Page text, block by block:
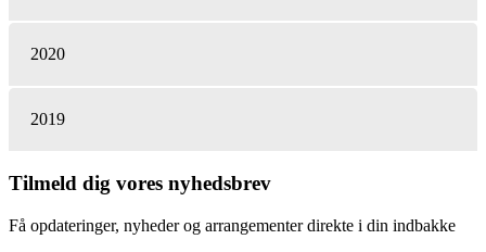
2020
2019
Tilmeld dig vores nyhedsbrev
Få opdateringer, nyheder og arrangementer direkte i din indbakke